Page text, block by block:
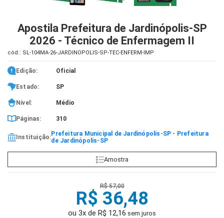
Apostila Prefeitura de Jardinópolis-SP
2026 - Técnico de Enfermagem II
cód.: SL-104MA-26-JARDINOPOLIS-SP-TEC-ENFERM-IMP
Edição: Oficial
Estado: SP
Nível: Médio
Páginas: 310
Instituição:Prefeitura Municipal de Jardinópolis-SP - Prefeitura
de Jardinópolis-SP
Amostra
R$ 57,00
R$ 36,48
ou 3x de R$ 12,16 sem juros